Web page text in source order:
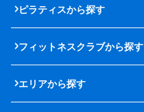
ピラティスから探す
フィットネスクラブから探す
エリアから探す